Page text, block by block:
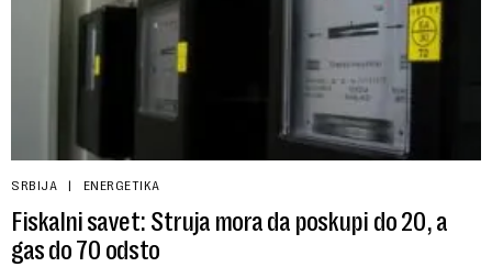
SRBIJA ENERGETIKA
Fiskalni savet: Struja mora da poskupi do 20, a
gas do 70 odsto